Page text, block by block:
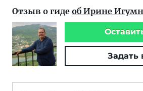
Отзыв о гиде об Ирине
Задать